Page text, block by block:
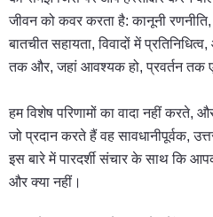
जीवन को कवर करता है: कानूनी रणनीति,
बातचीत सहायता, विवादों में
तक और, जहां आवश्यक हो, प्रवर्तन तक
हम विशेष परिणामों का वादा नहीं करते,
जो प्रदान करते हैं वह सावधानीपूर्वक,
इस बारे में पारदर्शी संचार के साथ कि
और क्या नहीं।